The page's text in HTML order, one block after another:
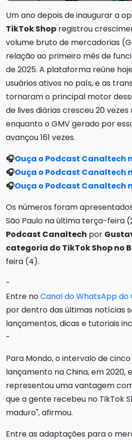
Um ano depois de inaugurar a
TikTok Shop registrou
volume bruto de mercadorias
relação ao primeiro mês de
de 2025. A plataforma reúne
usuários ativos no país, e as
tornaram o principal motor
de lives diárias cresceu 20
enquanto o GMV gerado por
avançou 161 vezes.
🎧Ouça o Podcast Canaltech
🎧Ouça o Podcast Canaltech
🎧Ouça o Podcast Canaltech
Os números foram
São Paulo na última terça-feira
Podcast Canaltech por
categoria do TikTok Shop no
feira (4).
-
Entre noCanal do WhatsApp
por dentro das últimas notícias
lançamentos, dicas e tutoriais
-
Para Mondo, o intervalo de
lançamento na China, em 2020,
representou uma vantagem
que a gente recebeu no TikTok
maduro", afirmou.
Entre as adaptações para o